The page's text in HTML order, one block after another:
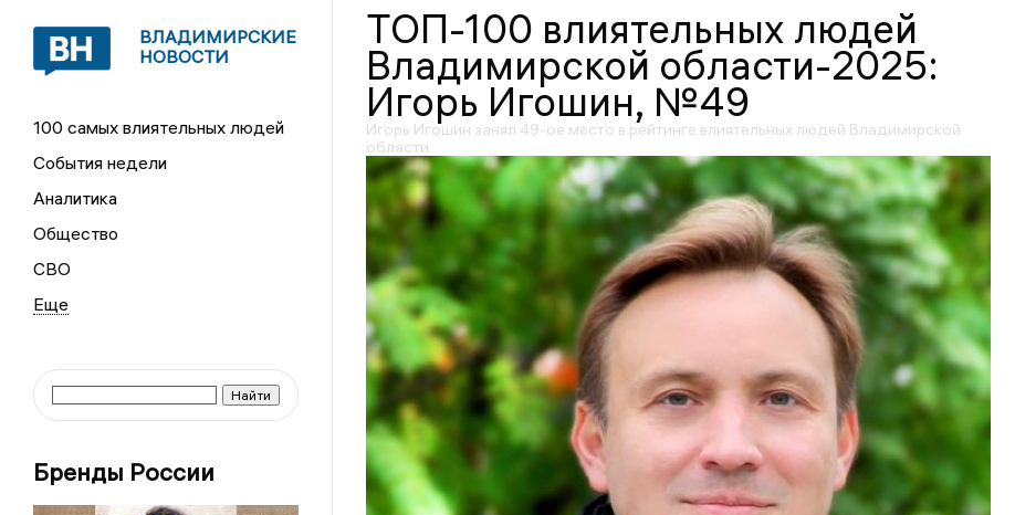
ВЛАДИМИРСКИЕ
НОВОСТИ
100 самых влиятельных людей
События недели
Аналитика
Общество
СВО
Бренды России
ТОП-100 влиятельных людей
Владимирской области-2025:
Игорь Игошин, №49
Игорь Игошин занял 49-ое место в рейтинге влиятельных людей Владимирской
области